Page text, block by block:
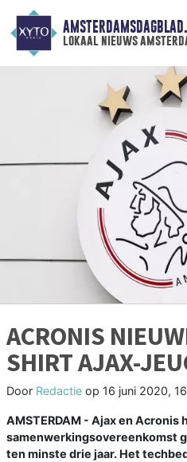
lokaal nieuws
ACRONIS
SHIRT AJAX-
Door Redactie op 16 juni 2020,
AMSTERDAM - Ajax en Acronis
samenwerkingsovereenkomst
ten minste drie jaar. Het